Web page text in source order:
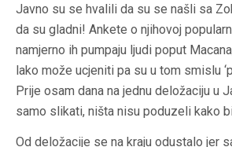
Javno su se hvalili da su se našli sa
da su gladni! Ankete o njihovoj
namjerno ih pumpaju ljudi poput
lako može ucjeniti pa su u tom smislu
Prije osam dana na jednu deložaciju u
samo slikati, ništa nisu poduzeli kako
Od deložacije se na kraju odustalo jer